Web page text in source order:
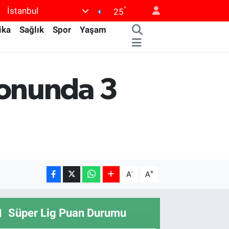
İstanbul 25°
Sağlık Spor
Yaşam
3
A- A+
Süper Lig Puan Durumu